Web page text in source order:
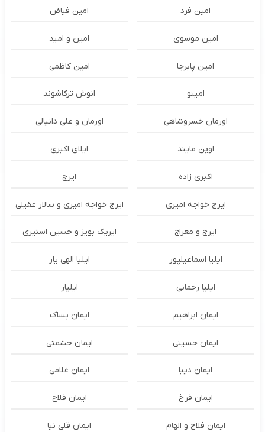
امین فرد امین فیاض
امین موسوی امین و امید
امین پابرجا امین کاظمی
امینو انوش ترکاشوند
اورمان خسروشاهی اورمان و علی دانیالی
اوپن مایند ايلاى اكبرى
اکبری زاده ایرج
ایرج خواجه امیری ایرج خواجه امیری و سالار عقیلی
ایرج و معراج ایریک بویز و حسین استیری
ایلیا اسماعیلپور ایلیا الهی یار
ایلیا رحمانی ایلیار
ایمان ابراهیم ایمان بساک
ایمان حسینی ایمان حشمتی
ایمان دیبا ایمان غلامی
ایمان فرخ ایمان فلاح
ایمان فلاح و الهام ایمان قلی نیا